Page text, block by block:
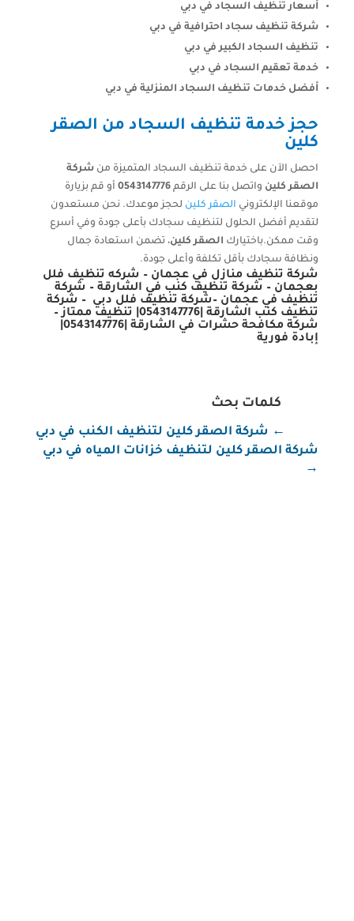
أسعار تنظيف السجاد في دبي
شركة تنظيف سجاد احترافية في دبي
تنظيف السجاد الكبير في دبي
خدمة تعقيم السجاد في دبي
أفضل خدمات تنظيف السجاد المنزلية في دبي
حجز خدمة تنظيف السجاد من الصقر
كلين
احصل الآن على خدمة تنظيف السجاد المتميزة من شركة
الصقر كلين واتصل بنا على الرقم 0543147776أو قم بزيارة
موقعنا الإلكتروني الصقر كلين لحجز موعدك. نحن مستعدون
لتقديم أفضل الحلول لتنظيف سجادك بأعلى جودة وفي أسرع
وقت ممكن.باختيارك الصقر كلين، تضمن استعادة جمال
ونظافة سجادك بأقل تكلفة وأعلى جودة.
شركة تنظيف منازل في عجمان – شركه تنظيف فلل
بعجمان – شركة تنظيف كنب في الشارقة– شركة
تنظيف في عجمان –شركة تنظيف فلل دبي – شركة
تنظيف كنب الشارقة |0543147776| تنظيف ممتاز
–
شركة مكافحة حشرات في الشارقة |0543147776|
إبادة فورية
كلمات بحث
← شركة الصقر كلين لتنظيف الكنب في دبي
شركة الصقر كلين لتنظيف خزانات المياه في دبي
→